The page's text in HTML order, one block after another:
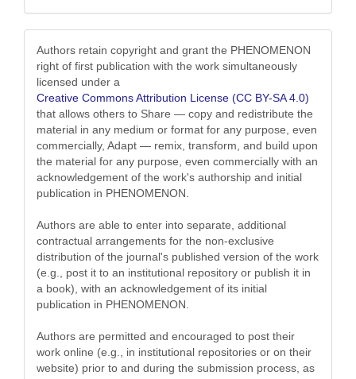
Authors retain copyright and grant the PHENOMENON
right of first publication with the work simultaneously
licensed under a
Creative Commons Attribution License (CC BY-SA 4.0)
that allows others to Share — copy and redistribute the
material in any medium or format for any purpose, even
commercially, Adapt — remix, transform, and build upon
the material for any purpose, even commercially with an
acknowledgement of the work's authorship and initial
publication in PHENOMENON.
Authors are able to enter into separate, additional
contractual arrangements for the non-exclusive
distribution of the journal's published version of the work
(e.g., post it to an institutional repository or publish it in
a book), with an acknowledgement of its initial
publication in PHENOMENON.
Authors are permitted and encouraged to post their
work online (e.g., in institutional repositories or on their
website) prior to and during the submission process, as